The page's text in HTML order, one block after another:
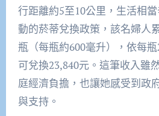
行距離約5至10公里，生活相
動的菸蒂兌換政策，該名婦人
瓶（每瓶約600毫升），依每
可兌換23,840元。這筆收入雖
庭經濟負擔，也讓她感受到政
與支持。